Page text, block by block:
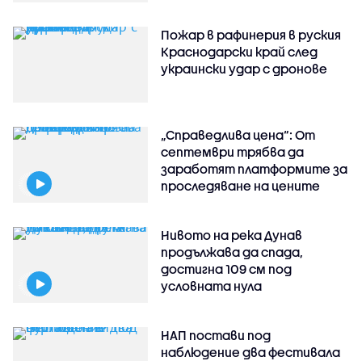
Пожар в рафинерия в руския
Краснодарски край след
украински удар с дронове
„Справедлива цена“: От
септември трябва да
заработят платформите за
проследяване на цените
Нивото на река Дунав
продължава да спада,
достигна 109 см под
условната нула
НАП постави под
наблюдение два фестивала